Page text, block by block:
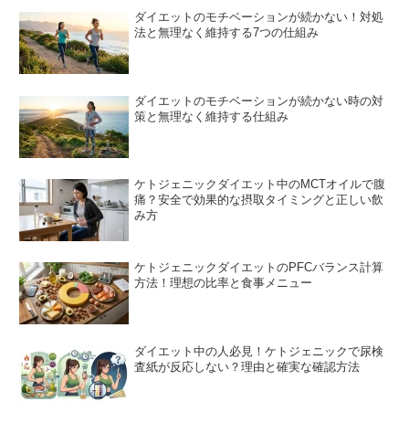
ダイエットのモチベーションが続かない！対処
法と無理なく維持する7つの仕組み
ダイエットのモチベーションが続かない時の対
策と無理なく維持する仕組み
ケトジェニックダイエット中のMCTオイルで腹
痛？安全で効果的な摂取タイミングと正しい飲
み方
ケトジェニックダイエットのPFCバランス計算
方法！理想の比率と食事メニュー
ダイエット中の人必見！ケトジェニックで尿検
査紙が反応しない？理由と確実な確認方法